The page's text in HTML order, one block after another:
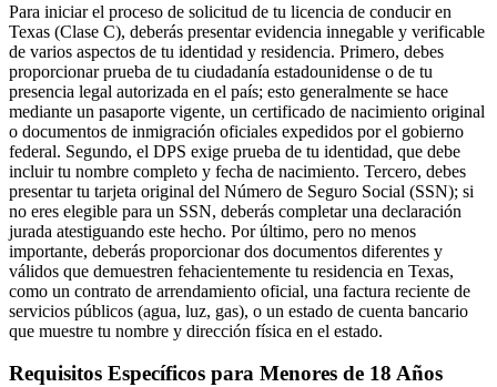
Para iniciar el proceso de solicitud de tu licencia de conducir en
Texas (Clase C), deberás presentar evidencia innegable y verificable
de varios aspectos de tu identidad y residencia. Primero, debes
proporcionar prueba de tu ciudadanía estadounidense o de tu
presencia legal autorizada en el país; esto generalmente se hace
mediante un pasaporte vigente, un certificado de nacimiento original
o documentos de inmigración oficiales expedidos por el gobierno
federal. Segundo, el DPS exige prueba de tu identidad, que debe
incluir tu nombre completo y fecha de nacimiento. Tercero, debes
presentar tu tarjeta original del Número de Seguro Social (SSN); si
no eres elegible para un SSN, deberás completar una declaración
jurada atestiguando este hecho. Por último, pero no menos
importante, deberás proporcionar dos documentos diferentes y
válidos que demuestren fehacientemente tu residencia en Texas,
como un contrato de arrendamiento oficial, una factura reciente de
servicios públicos (agua, luz, gas), o un estado de cuenta bancario
que muestre tu nombre y dirección física en el estado.
Requisitos Específicos para Menores de 18 Años